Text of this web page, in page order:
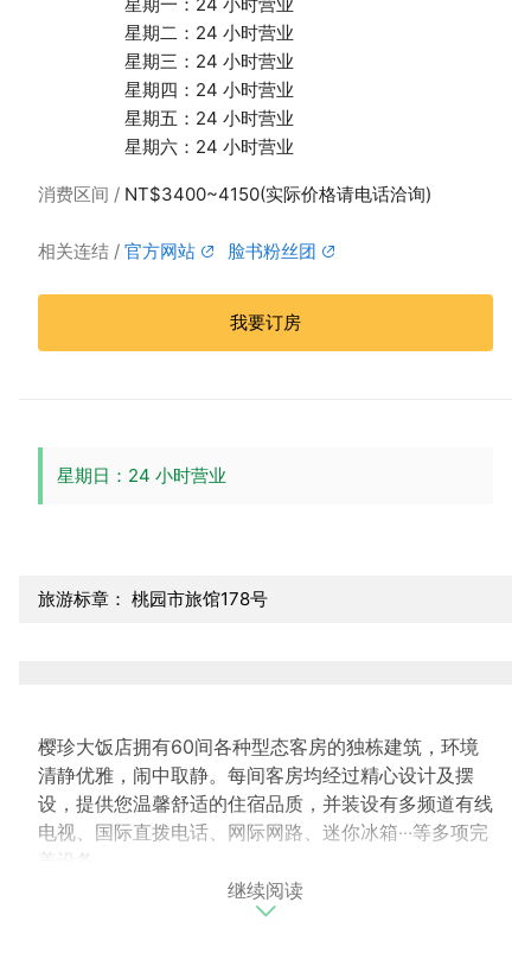
星期二：24 小时营业
星期三：24 小时营业
星期四：24 小时营业
星期五：24 小时营业
星期六：24 小时营业
消费区间 NT$3400~4150(实际价格请电话洽询)
相关连结 官方网站 脸书粉丝团
我要订房
星期日：24 小时营业
旅游标章： 桃园市旅馆178号
樱珍大饭店拥有60间各种型态客房的独栋建筑，环境
清静优雅，闹中取静。每间客房均经过精心设计及摆
设，提供您温馨舒适的住宿品质，并装设有多频道有线
电视、国际直拨电话、网际网路、迷你冰箱‧‧‧等多项完
善设备。
一楼设有接待大厅和咖啡吧及现代化商务中心，提供商
务人士贴心的服务。这里是商务与观光同时俱备的饭
继续阅读